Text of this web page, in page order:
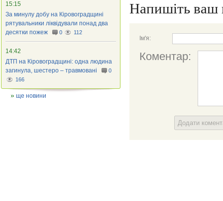
Напишіть ваш
Ім'я:
Коментар:
Додати
15:15
За минулу добу на Кіровоградщині
рятувальники ліквідували понад два
десятки пожеж
0 112
14:42
ДТП на Кіровоградщині: одна людина
загинула, шестеро – травмовані
0
166
ще новини